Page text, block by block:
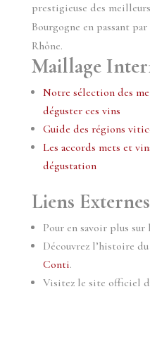
prestigieuse des
Bourgogne en passant
Rhône.
Maillage
Notre sélection des
déguster ces vins
Guide des régions
Les accords mets et
dégustation
Liens Externes
Pour en savoir plus sur
Découvrez l’histoire du
Conti.
Visitez le site officiel